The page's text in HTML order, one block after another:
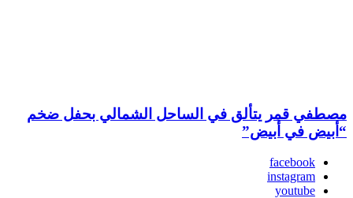
مصطفي قمر يتألق في الساحل الشمالي بحفل ضخم
“أبيض في أبيض”
facebook
instagram
youtube